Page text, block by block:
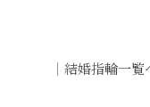
｜ 結婚指輪一覧